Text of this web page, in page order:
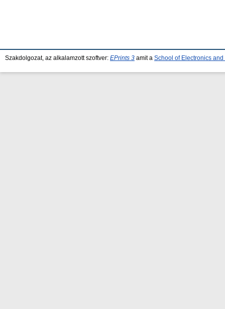
Szakdolgozat, az alkalamzott szoftver: EPrints 3 amit a School of Electronics